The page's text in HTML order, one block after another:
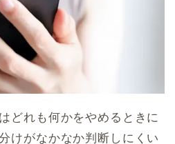
どれも何かをやめるときに
けがなかなか判断しにくい